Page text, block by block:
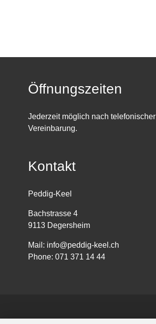
Öffnungszeiten
Jederzeit möglich nach telefonischer
Vereinbarung.
Kontakt
Peddig-Keel
Bachstrasse 4
9113 Degersheim
Mail: info@peddig-keel.ch
Phone: 071 371 14 44